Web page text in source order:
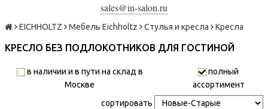
sales@in-salon.ru
EICHHOLTZ Мебель Eichholtz Стулья и кресла Кресла
КРЕСЛО БЕЗ ПОДЛОКОТНИКОВ ДЛЯ ГОСТИНОЙ
в наличии и в пути на склад в
Москве
полный
ассортимент
сортировать